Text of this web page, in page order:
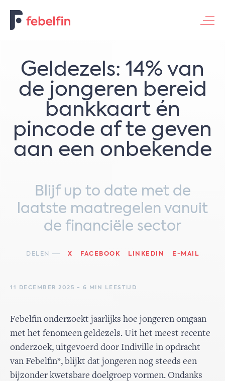
Geldezels: 14% van
de jongeren bereid
bankkaart én
pincode af te geven
aan een onbekende
Blijf up to date met de
laatste maatregelen vanuit
de financiële sector
DELEN X FACEBOOK LINKEDIN E-MAIL
11 DECEMBER 2025 - 6 MIN LEESTIJD
Febelfin onderzoekt jaarlijks hoe jongeren omgaan
met het fenomeen geldezels. Uit het meest recente
onderzoek, uitgevoerd door Indiville in opdracht
van Febelfin*, blijkt dat jongeren nog steeds een
bijzonder kwetsbare doelgroep vormen. Ondanks